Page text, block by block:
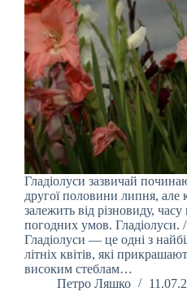
Гладіолуси зазвичай
другої половини липня, але
залежить від різновиду,
погодних умов. Гладіолуси.
Гладіолуси — це одні з
літніх квітів, які
високим стеблам…
Петро Ляшко